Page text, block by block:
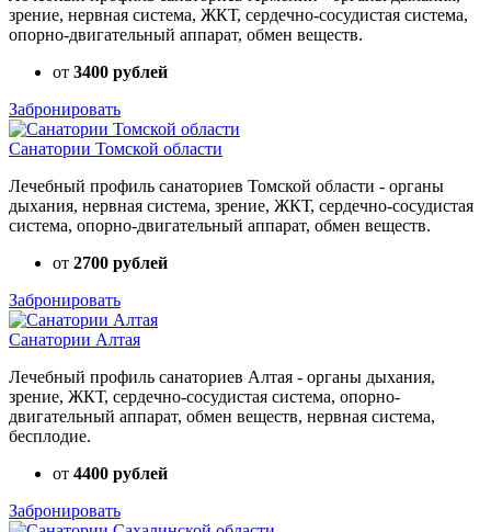
зрение, нервная система, ЖКТ, сердечно-сосудистая система,
опорно-двигательный аппарат, обмен веществ.
от 3400 рублей
Забронировать
Санатории Томской области
Лечебный профиль санаториев Томской области - органы
дыхания, нервная система, зрение, ЖКТ, сердечно-сосудистая
система, опорно-двигательный аппарат, обмен веществ.
от 2700 рублей
Забронировать
Санатории Алтая
Лечебный профиль санаториев Алтая - органы дыхания,
зрение, ЖКТ, сердечно-сосудистая система, опорно-
двигательный аппарат, обмен веществ, нервная система,
бесплодие.
от 4400 рублей
Забронировать